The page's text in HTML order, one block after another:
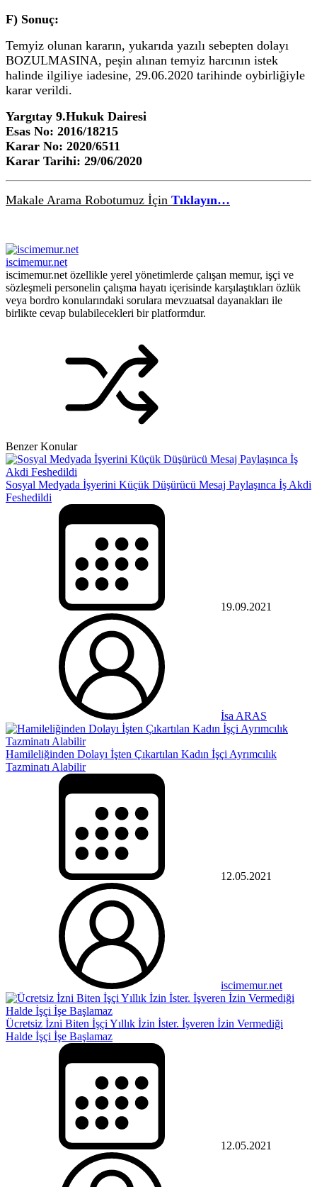
F) Sonuç:
Temyiz olunan kararın, yukarıda yazılı sebepten dolayı
BOZULMASINA, peşin alınan temyiz harcının istek
halinde ilgiliye iadesine, 29.06.2020 tarihinde oybirliğiyle
karar verildi.
Yargıtay 9.Hukuk Dairesi
Esas No: 2016/18215
Karar No: 2020/6511
Karar Tarihi: 29/06/2020
Makale Arama Robotumuz İçin Tıklayın…
iscimemur.net
iscimemur.net özellikle yerel yönetimlerde çalışan memur, işçi ve
sözleşmeli personelin çalışma hayatı içerisinde karşılaştıkları özlük
veya bordro konularındaki sorulara mevzuatsal dayanakları ile
birlikte cevap bulabilecekleri bir platformdur.
Benzer Konular
Sosyal Medyada İşyerini Küçük Düşürücü Mesaj Paylaşınca İş Akdi
Feshedildi
19.09.2021
İsa ARAS
Hamileliğinden Dolayı İşten Çıkartılan Kadın İşçi Ayrımcılık
Tazminatı Alabilir
12.05.2021
iscimemur.net
Ücretsiz İzni Biten İşçi Yıllık İzin İster. İşveren İzin Vermediği
Halde İşçi İşe Başlamaz
12.05.2021